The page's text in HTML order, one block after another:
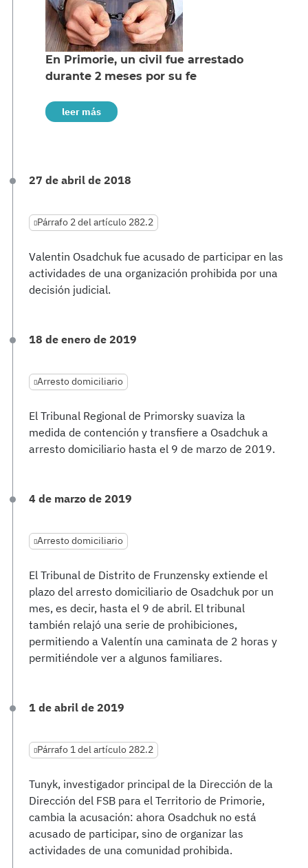
En Primorie, un civil fue arrestado
durante 2 meses por su fe
leer más
27 de abril de 2018
Párrafo 2 del artículo 282.2
Valentin Osadchuk fue acusado de participar en las
actividades de una organización prohibida por una
decisión judicial.
18 de enero de 2019
Arresto domiciliario
El Tribunal Regional de Primorsky suaviza la
medida de contención y transfiere a Osadchuk a
arresto domiciliario hasta el 9 de marzo de 2019.
4 de marzo de 2019
Arresto domiciliario
El Tribunal de Distrito de Frunzensky extiende el
plazo del arresto domiciliario de Osadchuk por un
mes, es decir, hasta el 9 de abril. El tribunal
también relajó una serie de prohibiciones,
permitiendo a Valentín una caminata de 2 horas y
permitiéndole ver a algunos familiares.
1 de abril de 2019
Párrafo 1 del artículo 282.2
Tunyk, investigador principal de la Dirección de la
Dirección del FSB para el Territorio de Primorie,
cambia la acusación: ahora Osadchuk no está
acusado de participar, sino de organizar las
actividades de una comunidad prohibida.